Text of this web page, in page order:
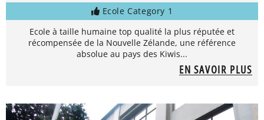
Ecole Category 1
Ecole à taille humaine top qualité la plus réputée et
récompensée de la Nouvelle Zélande, une référence
absolue au pays des Kiwis...
EN SAVOIR PLUS